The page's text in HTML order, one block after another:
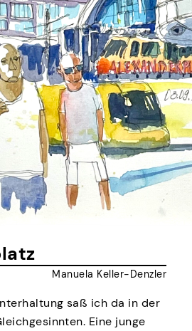
Manuela Keller-Denzler
saß ich da in der
Eine junge